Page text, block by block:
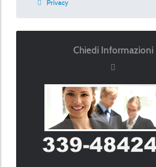
Privacy
Chiedi Informazioni